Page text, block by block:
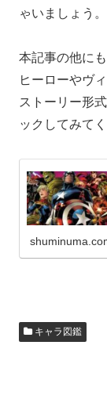
ゃいましょう。
本記事の他にも
ヒーローやヴ
ストーリー形
ックしてみて
キャラ図鑑